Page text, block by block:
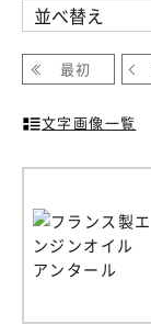
最初
文字画像一覧